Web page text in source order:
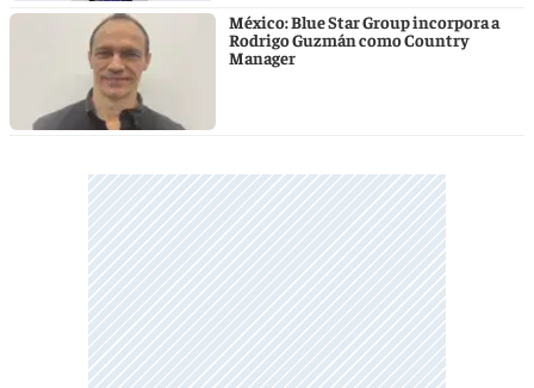
México: Blue Star Group incorpora a
Rodrigo Guzmán como Country
Manager